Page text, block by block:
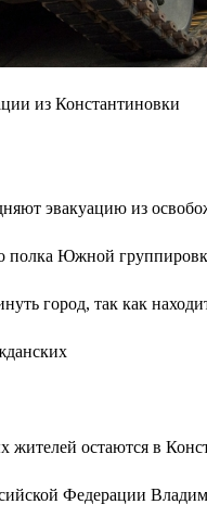
из Константиновки
эвакуацию из
полка Южной
город, так как
остаются в
Федерации